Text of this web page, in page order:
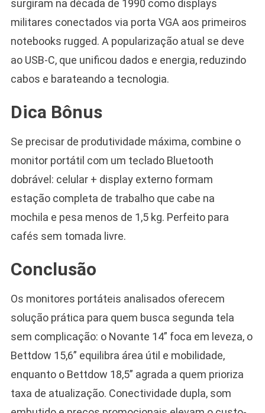
surgiram na década de 1990 como displays
militares conectados via porta VGA aos primeiros
notebooks rugged. A popularização atual se deve
ao USB-C, que unificou dados e energia, reduzindo
cabos e barateando a tecnologia.
Dica Bônus
Se precisar de produtividade máxima, combine o
monitor portátil com um teclado Bluetooth
dobrável: celular + display externo formam
estação completa de trabalho que cabe na
mochila e pesa menos de 1,5 kg. Perfeito para
cafés sem tomada livre.
Conclusão
Os monitores portáteis analisados oferecem
solução prática para quem busca segunda tela
sem complicação: o Novante 14” foca em leveza, o
Bettdow 15,6” equilibra área útil e mobilidade,
enquanto o Bettdow 18,5” agrada a quem prioriza
taxa de atualização. Conectividade dupla, som